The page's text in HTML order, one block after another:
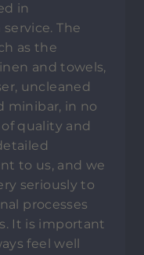
in
The
as the
and towels,
uncleaned
minibar, in no
quality and
to us, and we
seriously to
processes
It is important
feel well